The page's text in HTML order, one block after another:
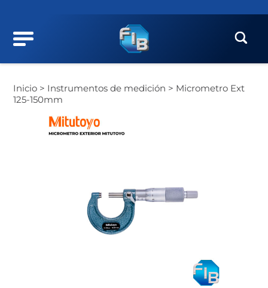
Inicio > Instrumentos de medición > Micrometro Ext
125-150mm